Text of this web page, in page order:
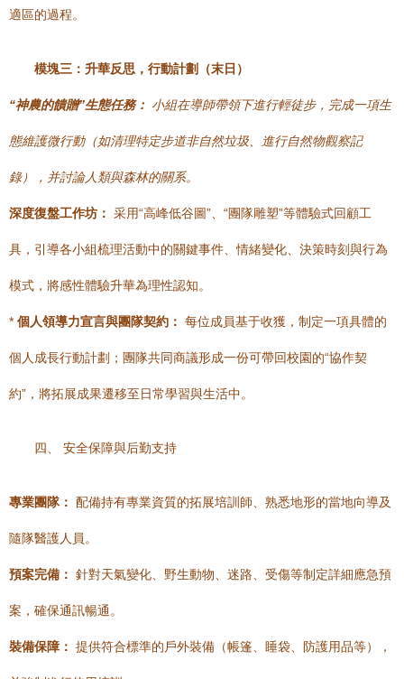
適區的過程。
模塊三：升華反思，行動計劃（末日）
“神農的饋贈”生態任務： 小組在導師帶領下進行輕徒步，完成一項生
態維護微行動（如清理特定步道非自然垃圾、進行自然物觀察記
錄），并討論人類與森林的關系。
深度復盤工作坊： 采用“高峰低谷圖”、“團隊雕塑”等體驗式回顧工
具，引導各小組梳理活動中的關鍵事件、情緒變化、決策時刻與行為
模式，將感性體驗升華為理性認知。
* 個人領導力宣言與團隊契約： 每位成員基于收獲，制定一項具體的
個人成長行動計劃；團隊共同商議形成一份可帶回校園的“協作契
約”，將拓展成果遷移至日常學習與生活中。
四、 安全保障與后勤支持
專業團隊： 配備持有專業資質的拓展培訓師、熟悉地形的當地向導及
隨隊醫護人員。
預案完備： 針對天氣變化、野生動物、迷路、受傷等制定詳細應急預
案，確保通訊暢通。
裝備保障： 提供符合標準的戶外裝備（帳篷、睡袋、防護用品等），